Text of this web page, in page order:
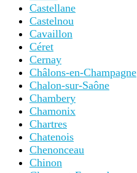
Castellane
Castelnou
Cavaillon
Céret
Cernay
Châlons-en-Champagne
Chalon-sur-Saône
Chambery
Chamonix
Chartres
Chatenois
Chenonceau
Chinon